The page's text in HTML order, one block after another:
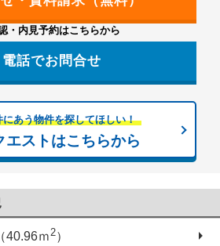
・内見予約はこちらから
電話でお問合せ
にあう物件を探してほしい！
エストはこちらから
ｍ2）